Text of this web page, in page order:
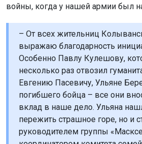
войны, когда у нашей армии был
– От всех жительниц
выражаю благодарность
Особенно Павлу Кулешову,
несколько раз отвозил
Евгению Пасевичу, Ульяне
погибшего бойца – все они
вклад в наше дело. Ульяна
пережить страшное горе, но и
руководителем группы